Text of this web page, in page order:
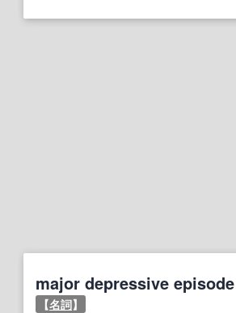
major depressive episode
【名詞】